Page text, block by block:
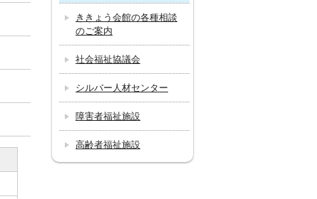
ききょう会館の各種相談
のご案内
社会福祉協議会
シルバー人材センター
障害者福祉施設
高齢者福祉施設